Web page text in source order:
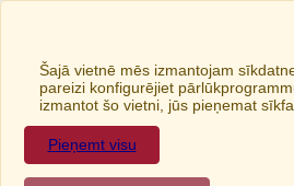
Šajā vietnē mēs izmantojam
pareizi konfigurējiet
izmantot šo vietni, jūs pieņemat
Pieņemt visu